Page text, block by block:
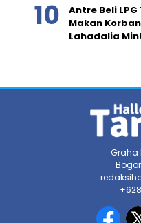
Antre Beli
Makan
Lahadalia
Graha